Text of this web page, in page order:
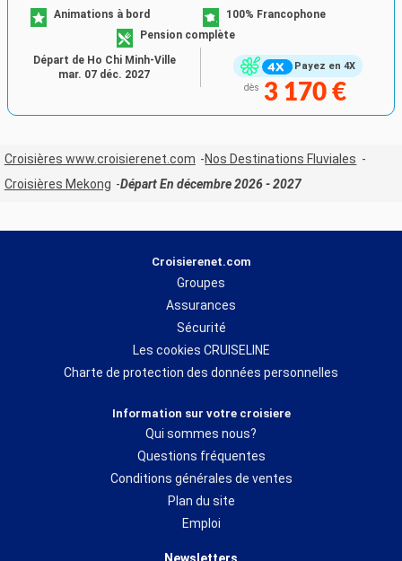
Payez en 4X
Animations à bord
100% Francophone
Pension complète
dès 3 170 €
Départ de Ho Chi Minh-Ville
mar. 07 déc. 2027
Croisières www.croisierenet.com
Nos Destinations Fluviales
Croisières Mekong
Départ En décembre 2026 - 2027
Croisierenet.com
Groupes
Assurances
Sécurité
Les cookies CRUISELINE
Charte de protection des données personnelles
Information sur votre croisiere
Qui sommes nous?
Questions fréquentes
Conditions générales de ventes
Plan du site
Emploi